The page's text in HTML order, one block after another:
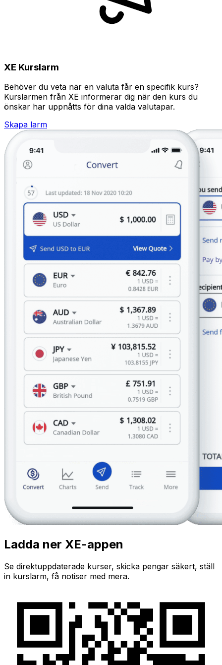
XE Kurslarm
Behöver du veta när en valuta får en specifik kurs?
Kurslarmen från XE informerar dig när den kurs du
önskar har uppnåtts för dina valda valutapar.
Skapa larm
Ladda ner XE-appen
Se direktuppdaterade kurser, skicka pengar säkert, ställ
in kurslarm, få notiser med mera.